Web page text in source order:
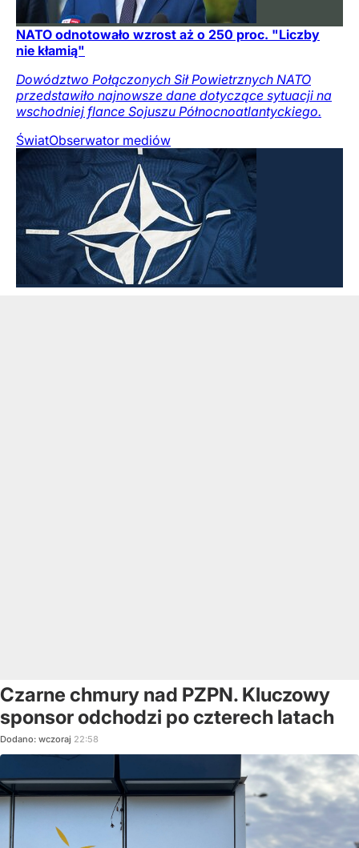
NATO odnotowało wzrost aż o 250 proc. "Liczby
nie kłamią"
Dowództwo Połączonych Sił Powietrznych NATO
przedstawiło najnowsze dane dotyczące sytuacji na
wschodniej flance Sojuszu Północnoatlantyckiego.
ŚwiatObserwator mediów
Czarne chmury nad PZPN. Kluczowy
sponsor odchodzi po czterech latach
Dodano: wczoraj 22:58